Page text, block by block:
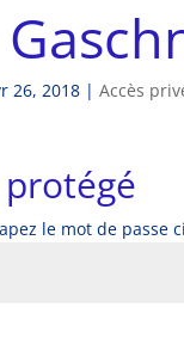
26, 2018 |Accès
le mot de passe